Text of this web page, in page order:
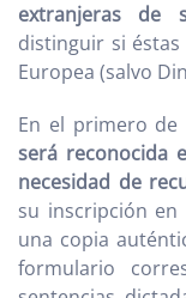
extranjeras de
distinguir si
Europea (salvo
En el primero de
será reconocida
necesidad de
su inscripción en
una copia
formulario